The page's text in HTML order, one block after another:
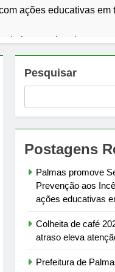
ações educativas em
internacional
mil servidores
em julho
Pesquisar
Postagens
Palmas promove
Prevenção aos
ações educativas
Colheita de café
atraso eleva
Prefeitura de